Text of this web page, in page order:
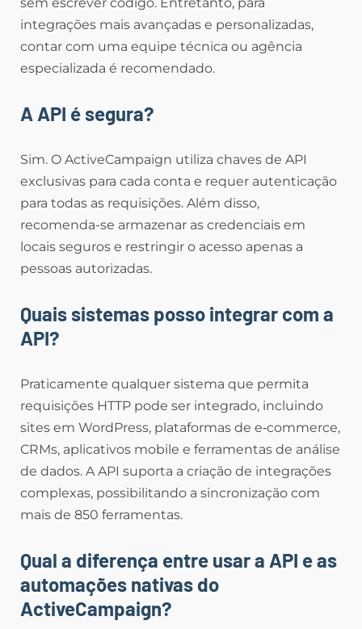
integrações mais avançadas e personalizadas,
contar com uma equipe técnica ou agência
especializada é recomendado.
A API é segura?
Sim. O ActiveCampaign utiliza chaves de API
exclusivas para cada conta e requer autenticação
para todas as requisições. Além disso,
recomenda-se armazenar as credenciais em
locais seguros e restringir o acesso apenas a
pessoas autorizadas.
Quais sistemas posso integrar com a
API?
Praticamente qualquer sistema que permita
requisições HTTP pode ser integrado, incluindo
sites em WordPress, plataformas de e‑commerce,
CRMs, aplicativos mobile e ferramentas de análise
de dados. A API suporta a criação de integrações
complexas, possibilitando a sincronização com
mais de 850 ferramentas.
Qual a diferença entre usar a API e as
automações nativas do
ActiveCampaign?